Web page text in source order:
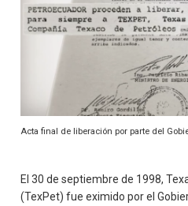
Acta final de liberación por parte del
El 30 de septiembre de 1998,
(TexPet) fue eximido por el